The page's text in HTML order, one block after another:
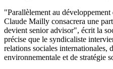
"Parallèlement au développement
Claude Mailly consacrera une
devient senior advisor", écrit la
précise que le syndicaliste
relations sociales internationales,
environnementale et de stratégie